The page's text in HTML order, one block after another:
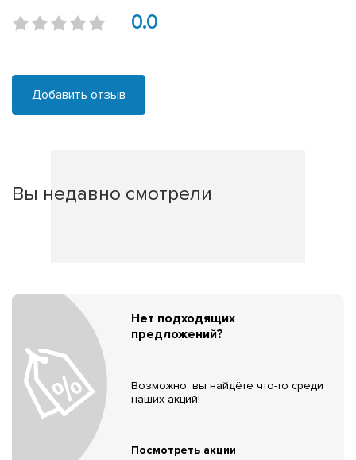
0.0
Добавить отзыв
Вы недавно смотрели
Нет подходящих
предложений?
Возможно, вы найдёте что-то среди
наших акций!
Посмотреть акции